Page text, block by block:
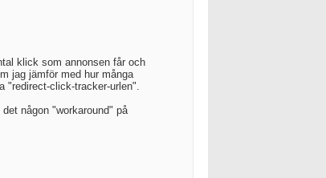
klick som annonsen får och
jag jämför med hur många
"redirect-click-tracker-urlen".
någon "workaround" på